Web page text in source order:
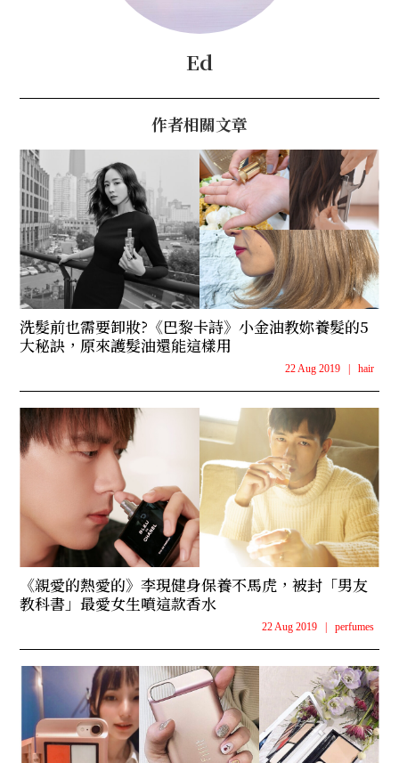
Ed
作者相關文章
洗髮前也需要卸妝?《巴黎卡詩》小金油教妳養髮的5
大秘訣，原來護髮油還能這樣用
22 Aug 2019 hair
《親愛的熱愛的》李現健身保養不馬虎，被封「男友
教科書」最愛女生噴這款香水
22 Aug 2019 perfumes